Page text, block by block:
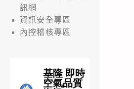
訊網
資訊安全專區
內控稽核專區